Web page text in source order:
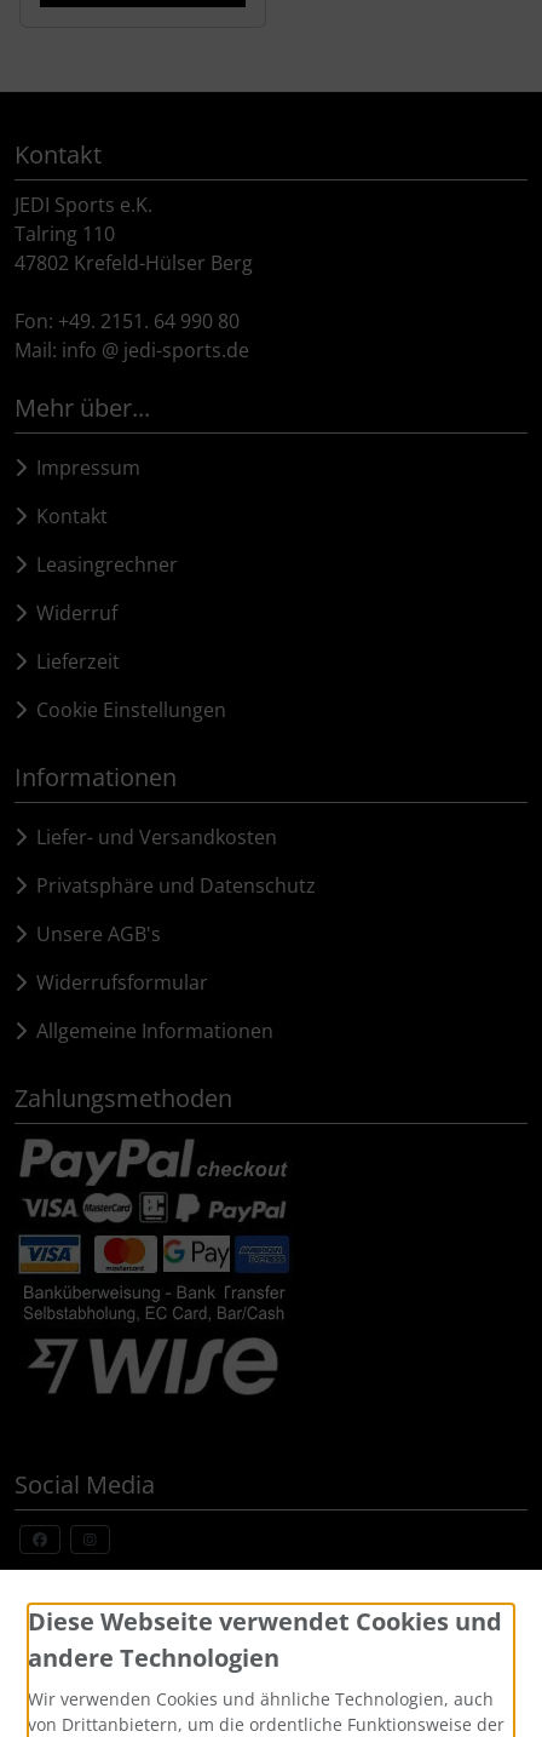
Kontakt
JEDI Sports e.K.
Talring 110
47802 Krefeld-Hülser Berg
Fon: +49. 2151. 64 990 80
Mail: info @ jedi-sports.de
Mehr über...
Impressum
Kontakt
Leasingrechner
Widerruf
Lieferzeit
Cookie Einstellungen
Informationen
Liefer- und Versandkosten
Privatsphäre und Datenschutz
Unsere AGB's
Widerrufsformular
Allgemeine Informationen
Zahlungsmethoden
Social Media
Widerrufsformular
Diese Webseite verwendet Cookies und
andere Technologien
Wir verwenden Cookies und ähnliche Technologien, auch
von Drittanbietern, um die ordentliche Funktionsweise der
WOLFPACK